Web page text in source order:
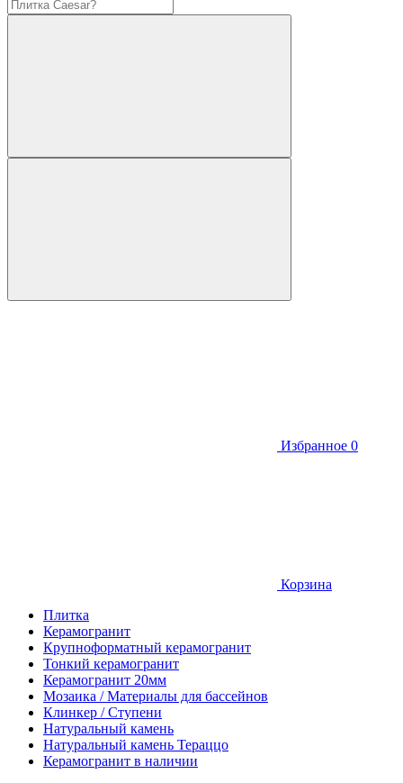
Избранное 0
Корзина
Плитка
Керамогранит
Крупноформатный керамогранит
Тонкий керамогранит
Керамогранит 20мм
Мозаика / Материалы для бассейнов
Клинкер / Ступени
Натуральный камень
Натуральный камень Тераццо
Керамогранит в наличии